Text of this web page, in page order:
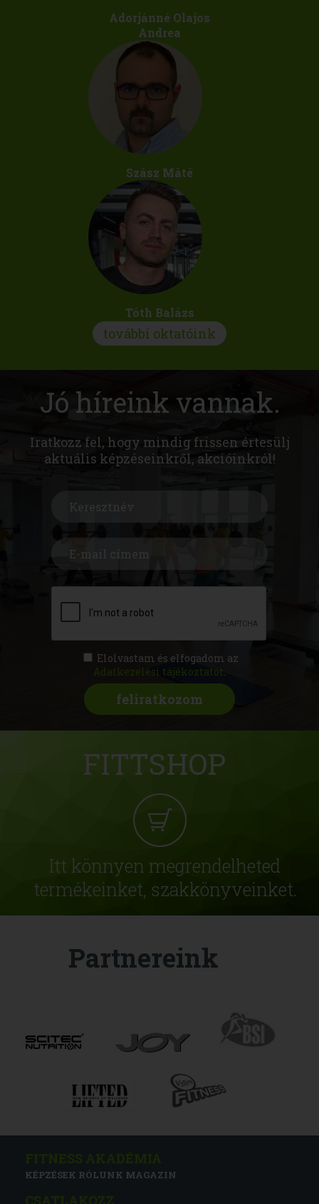
Adorjánné Olajos
Andrea
Szász Máté
Tóth Balázs
további oktatóink
Jó híreink vannak.
Iratkozz fel, hogy mindig frissen értesülj
aktuális képzéseinkről, akcióinkról!
Elolvastam és elfogadom az
Adatkezelési tájékoztatót
FITTSHOP
Itt könnyen megrendelheted
termékeinket, szakkönyveinket.
Partnereink
KÉPZÉSEK RÓLUNK MAGAZIN